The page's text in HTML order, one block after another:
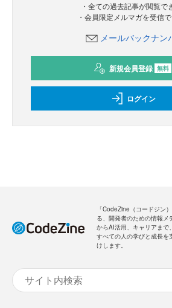
・全ての過去記事が閲覧で
・会員限定メルマガを受信
メールバックナン
新規会員登録 無料
ログイン
「CodeZine（コードジン
る、開発者のための情報メ
からAI活用、キャリアまで
すべての人の学びと成長を
けします。